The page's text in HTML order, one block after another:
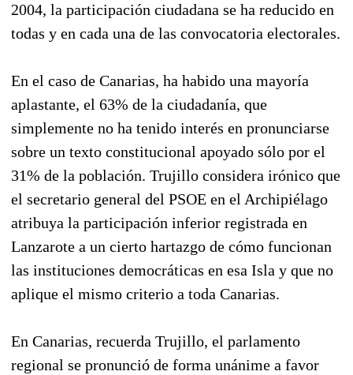
2004, la participación ciudadana se ha reducido en
todas y en cada una de las convocatoria electorales.
En el caso de Canarias, ha habido una mayoría
aplastante, el 63% de la ciudadanía, que
simplemente no ha tenido interés en pronunciarse
sobre un texto constitucional apoyado sólo por el
31% de la población. Trujillo considera irónico que
el secretario general del PSOE en el Archipiélago
atribuya la participación inferior registrada en
Lanzarote a un cierto hartazgo de cómo funcionan
las instituciones democráticas en esa Isla y que no
aplique el mismo criterio a toda Canarias.
En Canarias, recuerda Trujillo, el parlamento
regional se pronunció de forma unánime a favor